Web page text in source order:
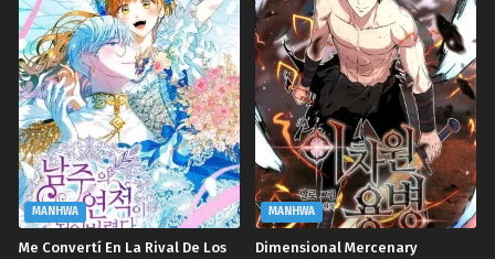
MANHWA
Me Convertí En La Rival De Los
MANHWA
Dimensional Mercenary